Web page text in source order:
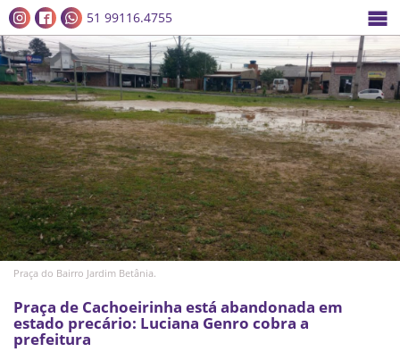
51 99116.4755
Praça do Bairro Jardim Betânia.
Praça de Cachoeirinha está abandonada em
estado precário: Luciana Genro cobra a
prefeitura